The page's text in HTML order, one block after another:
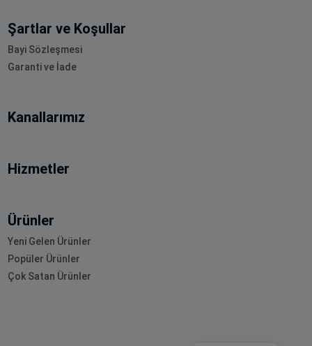
Şartlar ve Koşullar
Bayi Sözleşmesi
Garanti ve İade
Kanallarımız
Hizmetler
Ürünler
Yeni Gelen Ürünler
Popüler Ürünler
Çok Satan Ürünler